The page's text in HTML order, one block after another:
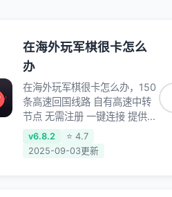
在海外玩军棋很卡怎么
办
在海外玩军棋很卡怎么办，150
条高速回国线路 自有高速中转
节点 无需注册 一键连接 提供高
速线路 应用内直达视频音乐
app,快人一步 应用模式 App互
v6.8.2
⭐ 4.7
2025-09-03更新